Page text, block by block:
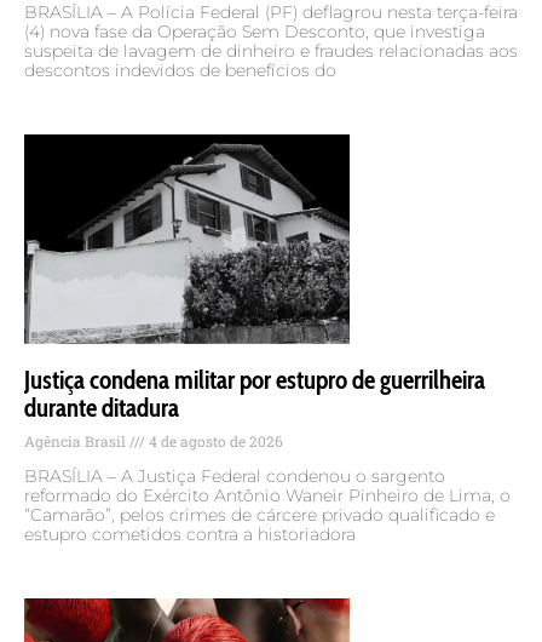
BRASÍLIA – A Polícia Federal (PF) deflagrou nesta terça-feira
(4) nova fase da Operação Sem Desconto, que investiga
suspeita de lavagem de dinheiro e fraudes relacionadas aos
descontos indevidos de benefícios do
Justiça condena militar por estupro de guerrilheira
durante ditadura
Agência Brasil 4 de agosto de 2026
BRASÍLIA – A Justiça Federal condenou o sargento
reformado do Exército Antônio Waneir Pinheiro de Lima, o
“Camarão”, pelos crimes de cárcere privado qualificado e
estupro cometidos contra a historiadora